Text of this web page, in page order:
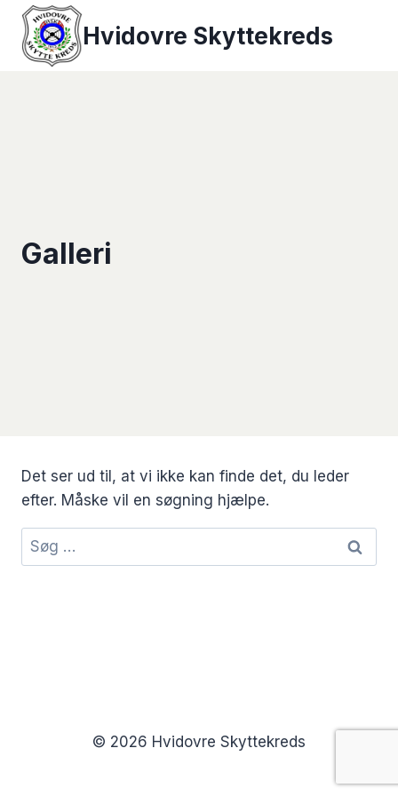
Fortsæt
indhold
Hvidovre Skyttekreds
Galleri
Det ser ud til, at vi ikke kan finde det, du leder
efter. Måske vil en søgning hjælpe.
Søg
efter:
© 2026 Hvidovre Skyttekreds